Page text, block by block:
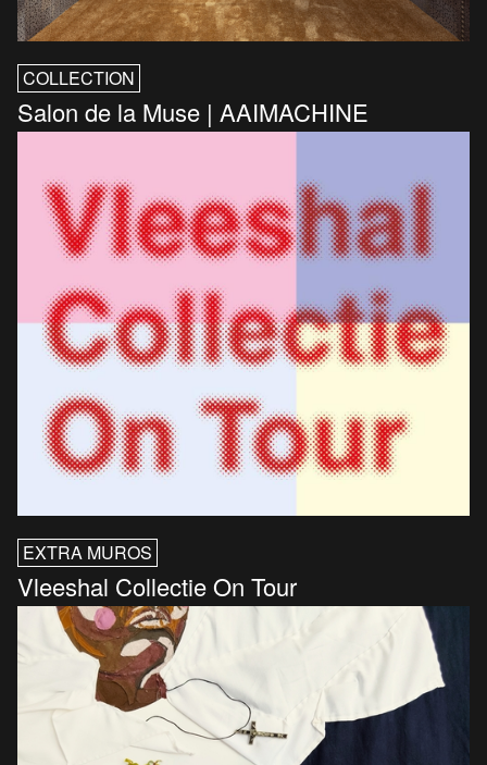
COLLECTION
Salon de la Muse | AAIMACHINE
EXTRA MUROS
Vleeshal Collectie On Tour